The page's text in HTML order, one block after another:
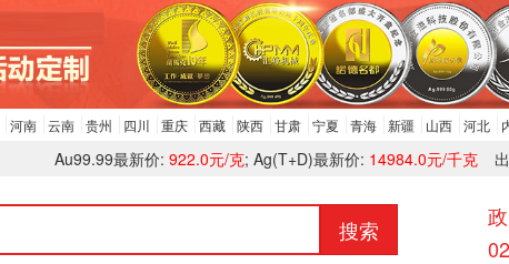
河南 云南 贵州 四川 重庆 西藏 陕西 甘肃 宁夏 青海 新疆 山西 河北
Au99.99最新价: 922.0元/克; Ag(T+D)最新价: 14984.0元/千克
搜索